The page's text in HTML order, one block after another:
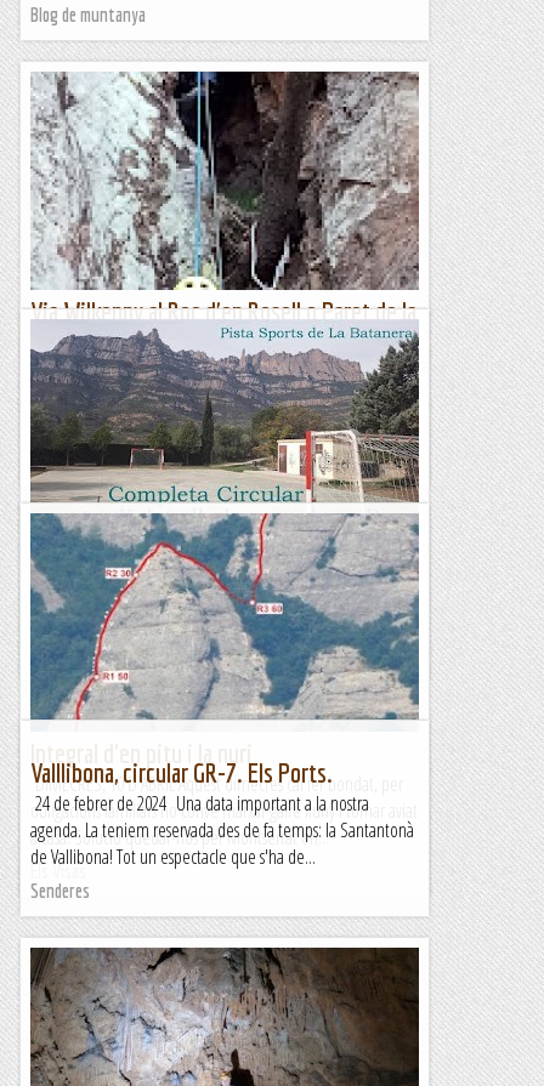
Blog de muntanya
Via Wilkenny al Roc d'en Rosell o Paret de la
Ruïra
Avui em fet la primera repetició d'aquesta nova via. Quins
cullons i que valents que son per obrir aquests 300 metres a
ple estiu amb la que ens cau a sobre....
Les altres vies...
Completa Circular entre Xalets, lladrucs i
algun Pi
&nb...
Kimisades
DIMECRES, 10 D'ABRIL Aquest dimecres cal fer bondat, per
obligacions familiars no convé marxar gaire lluny i tornar aviat
a casa. Solució quedar-nos per Montserrat on...
Els Visas
Valllibona, circular GR-7. Els Ports.
24 de febrer de 2024 Una data important a la nostra
agenda. La teniem reservada des de fa temps: la Santantonà
de Vallibona! Tot un espectacle que s'ha de...
Senderes